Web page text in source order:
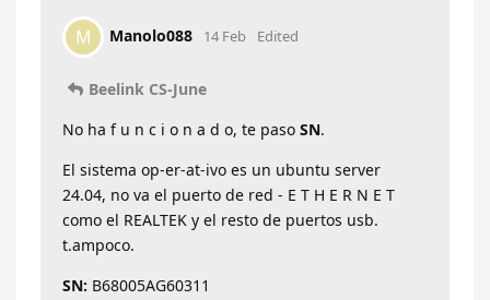
M Manolo088 14 Feb Edited
Beelink CS-June
No ha f u n c i o n a d o, te paso SN.
El sistema op-er-at-ivo es un ubuntu server
24.04, no va el puerto de red - E T H E R N E T
como el REALTEK y el resto de puertos usb.
t.ampoco.
SN: B68005AG60311